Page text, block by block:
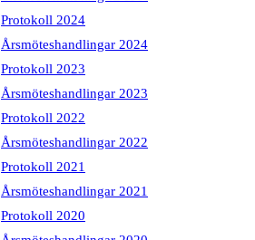
Protokoll 2024
Årsmöteshandlingar 2024
Protokoll 2023
Årsmöteshandlingar 2023
Protokoll 2022
Årsmöteshandlingar 2022
Protokoll 2021
Årsmöteshandlingar 2021
Protokoll 2020